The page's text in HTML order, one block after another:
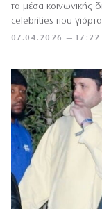
07.04.2026 — 17:22
τα μέσα κοινωνικής
celebrities που